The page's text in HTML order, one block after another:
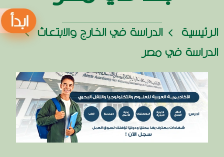
الرئيسية
الدراسة في الخارج والابتعاث
الدراسة في مصر